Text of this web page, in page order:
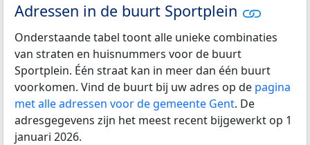
Adressen in de buurt Sportplein
Onderstaande tabel toont alle unieke combinaties
van straten en huisnummers voor de buurt
Sportplein. Één straat kan in meer dan één buurt
voorkomen. Vind de buurt bij uw adres op de pagina
met alle adressen voor de gemeente Gent. De
adresgegevens zijn het meest recent bijgewerkt op 1
januari 2026.